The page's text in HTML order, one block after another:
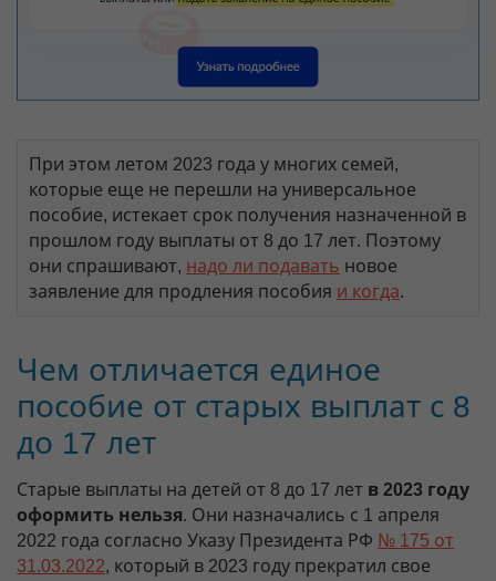
При этом летом 2023 года у многих семей,
которые еще не перешли на универсальное
пособие, истекает срок получения назначенной в
прошлом году выплаты от 8 до 17 лет. Поэтому
они спрашивают, надо ли подавать новое
заявление для продления пособия и когда.
Чем отличается единое
пособие от старых выплат с 8
до 17 лет
Старые выплаты на детей от 8 до 17 лет в 2023 году
оформить нельзя. Они назначались с 1 апреля
2022 года согласно Указу Президента РФ № 175 от
31.03.2022, который в 2023 году прекратил свое